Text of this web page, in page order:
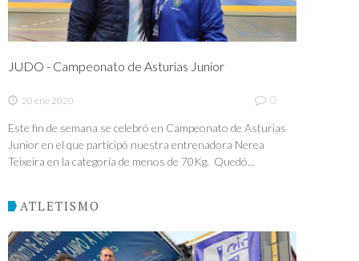
JUDO - Campeonato de Asturias Junior
20 ene 2020 0
Este fin de semana se celebró en Campeonato de Asturias
Junior en el que participó nuestra entrenadora Nerea
Teixeira en la categoría de menos de 70Kg. Quedó...
ATLETISMO